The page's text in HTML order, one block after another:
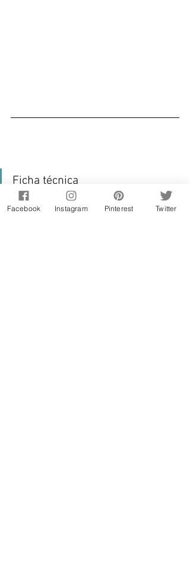
Ficha técnica
prato: pequeno almoço;
Facebook Instagram Pinterest Twitter